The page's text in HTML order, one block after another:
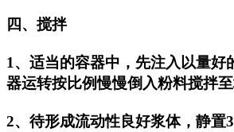
四、搅拌
1、适当的容器中，先注入以量好
器运转按比例慢慢倒入粉料搅拌至
2、待形成流动性良好浆体，静置